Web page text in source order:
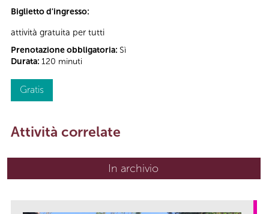
Biglietto d'ingresso:
attività gratuita per tutti
Prenotazione obbligatoria: Sì
Durata: 120 minuti
Gratis
Attività correlate
In archivio